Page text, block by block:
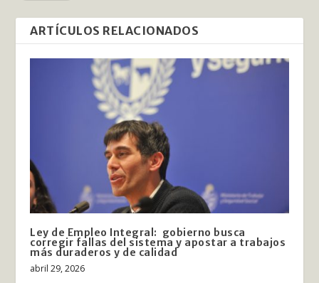
ARTÍCULOS RELACIONADOS
Ley de Empleo Integral: gobierno busca
corregir fallas del sistema y apostar a trabajos
más duraderos y de calidad
abril 29, 2026